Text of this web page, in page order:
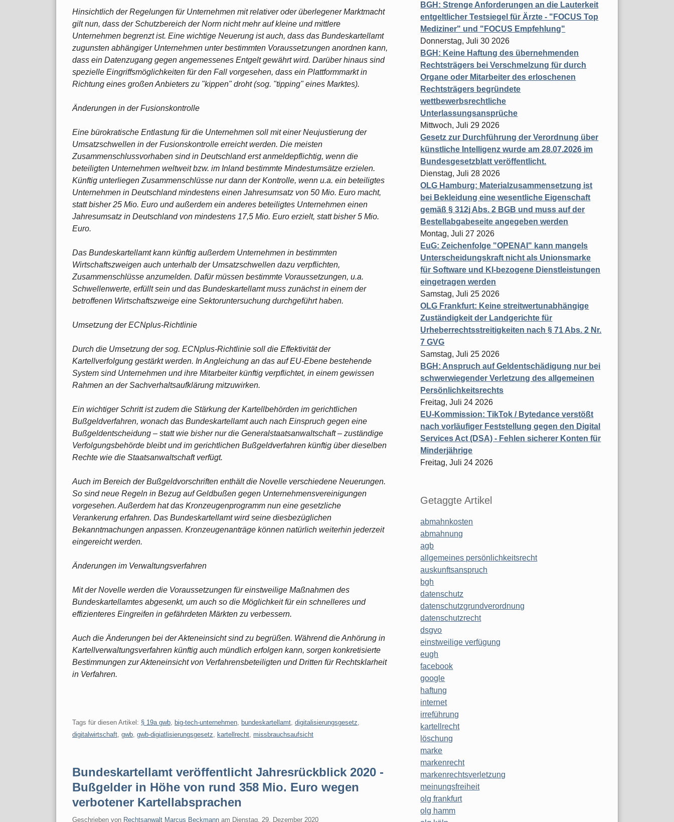
Hinsichtlich der Regelungen für Unternehmen mit relativer oder überlegener Marktmacht
gilt nun, dass der Schutzbereich der Norm nicht mehr auf kleine und mittlere
Unternehmen begrenzt ist. Eine wichtige Neuerung ist auch, dass das Bundeskartellamt
zugunsten abhängiger Unternehmen unter bestimmten Voraussetzungen anordnen kann,
dass ein Datenzugang gegen angemessenes Entgelt gewährt wird. Darüber hinaus sind
spezielle Eingriffsmöglichkeiten für den Fall vorgesehen, dass ein Plattformmarkt in
Richtung eines großen Anbieters zu "kippen" droht (sog. "tipping" eines Marktes).
Änderungen in der Fusionskontrolle
Eine bürokratische Entlastung für die Unternehmen soll mit einer Neujustierung der
Umsatzschwellen in der Fusionskontrolle erreicht werden. Die meisten
Zusammenschlussvorhaben sind in Deutschland erst anmeldepflichtig, wenn die
beteiligten Unternehmen weltweit bzw. im Inland bestimmte Mindestumsätze erzielen.
Künftig unterliegen Zusammenschlüsse nur dann der Kontrolle, wenn u.a. ein beteiligtes
Unternehmen in Deutschland mindestens einen Jahresumsatz von 50 Mio. Euro macht,
statt bisher 25 Mio. Euro und außerdem ein anderes beteiligtes Unternehmen einen
Jahresumsatz in Deutschland von mindestens 17,5 Mio. Euro erzielt, statt bisher 5 Mio.
Euro.
Das Bundeskartellamt kann künftig außerdem Unternehmen in bestimmten
Wirtschaftszweigen auch unterhalb der Umsatzschwellen dazu verpflichten,
Zusammenschlüsse anzumelden. Dafür müssen bestimmte Voraussetzungen, u.a.
Schwellenwerte, erfüllt sein und das Bundeskartellamt muss zunächst in einem der
betroffenen Wirtschaftszweige eine Sektoruntersuchung durchgeführt haben.
Umsetzung der ECNplus-Richtlinie
Durch die Umsetzung der sog. ECNplus-Richtlinie soll die Effektivität der
Kartellverfolgung gestärkt werden. In Angleichung an das auf EU-Ebene bestehende
System sind Unternehmen und ihre Mitarbeiter künftig verpflichtet, in einem gewissen
Rahmen an der Sachverhaltsaufklärung mitzuwirken.
Ein wichtiger Schritt ist zudem die Stärkung der Kartellbehörden im gerichtlichen
Bußgeldverfahren, wonach das Bundeskartellamt auch nach Einspruch gegen eine
Bußgeldentscheidung – statt wie bisher nur die Generalstaatsanwaltschaft – zuständige
Verfolgungsbehörde bleibt und im gerichtlichen Bußgeldverfahren künftig über dieselben
Rechte wie die Staatsanwaltschaft verfügt.
Auch im Bereich der Bußgeldvorschriften enthält die Novelle verschiedene Neuerungen.
So sind neue Regeln in Bezug auf Geldbußen gegen Unternehmensvereinigungen
vorgesehen. Außerdem hat das Kronzeugenprogramm nun eine gesetzliche
Verankerung erfahren. Das Bundeskartellamt wird seine diesbezüglichen
Bekanntmachungen anpassen. Kronzeugenanträge können natürlich weiterhin jederzeit
eingereicht werden.
Änderungen im Verwaltungsverfahren
Mit der Novelle werden die Voraussetzungen für einstweilige Maßnahmen des
Bundeskartellamtes abgesenkt, um auch so die Möglichkeit für ein schnelleres und
effizienteres Eingreifen in gefährdeten Märkten zu verbessern.
Auch die Änderungen bei der Akteneinsicht sind zu begrüßen. Während die Anhörung in
Kartellverwaltungsverfahren künftig auch mündlich erfolgen kann, sorgen konkretisierte
Bestimmungen zur Akteneinsicht von Verfahrensbeteiligten und Dritten für Rechtsklarheit
in Verfahren.
Tags für diesen Artikel: § 19a gwb big-tech-unternehmen bundeskartellamt digitalisierungsgesetz
digitalwirtschaft gwb gwb-digiatlisierungsgesetz kartellrecht missbrauchsaufsicht
Bundeskartellamt veröffentlicht Jahresrückblick 2020 -
Bußgelder in Höhe von rund 358 Mio. Euro wegen
verbotener Kartellabsprachen
Geschrieben von Rechtsanwalt Marcus Beckmann am Dienstag, 29. Dezember 2020
BGH: Strenge Anforderungen an die Lauterkeit
entgeltlicher Testsiegel für Ärzte - "FOCUS Top
Mediziner" und "FOCUS Empfehlung"
Donnerstag, Juli 30 2026
BGH: Keine Haftung des übernehmenden
Rechtsträgers bei Verschmelzung für durch
Organe oder Mitarbeiter des erloschenen
Rechtsträgers begründete
wettbewerbsrechtliche
Unterlassungsansprüche
Mittwoch, Juli 29 2026
Gesetz zur Durchführung der Verordnung über
künstliche Intelligenz wurde am 28.07.2026 im
Bundesgesetzblatt veröffentlicht.
Dienstag, Juli 28 2026
OLG Hamburg: Materialzusammensetzung ist
bei Bekleidung eine wesentliche Eigenschaft
gemäß § 312j Abs. 2 BGB und muss auf der
Bestellabgabeseite angegeben werden
Montag, Juli 27 2026
EuG: Zeichenfolge "OPENAI" kann mangels
Unterscheidungskraft nicht als Unionsmarke
für Software und KI-bezogene Dienstleistungen
eingetragen werden
Samstag, Juli 25 2026
OLG Frankfurt: Keine streitwertunabhängige
Zuständigkeit der Landgerichte für
Urheberrechtsstreitigkeiten nach § 71 Abs. 2 Nr.
7 GVG
Samstag, Juli 25 2026
BGH: Anspruch auf Geldentschädigung nur bei
schwerwiegender Verletzung des allgemeinen
Persönlichkeitsrechts
Freitag, Juli 24 2026
EU-Kommission: TikTok / Bytedance verstößt
nach vorläufiger Feststellung gegen den Digital
Services Act (DSA) - Fehlen sicherer Konten für
Minderjährige
Freitag, Juli 24 2026
Getaggte Artikel
abmahnkosten
abmahnung
agb
allgemeines persönlichkeitsrecht
auskunftsanspruch
bgh
datenschutz
datenschutzgrundverordnung
datenschutzrecht
dsgvo
einstweilige verfügung
eugh
facebook
google
haftung
internet
irreführung
kartellrecht
löschung
marke
markenrecht
markenrechtsverletzung
meinungsfreiheit
olg frankfurt
olg hamm